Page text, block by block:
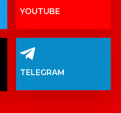
YOUTUBE
TELEGRAM